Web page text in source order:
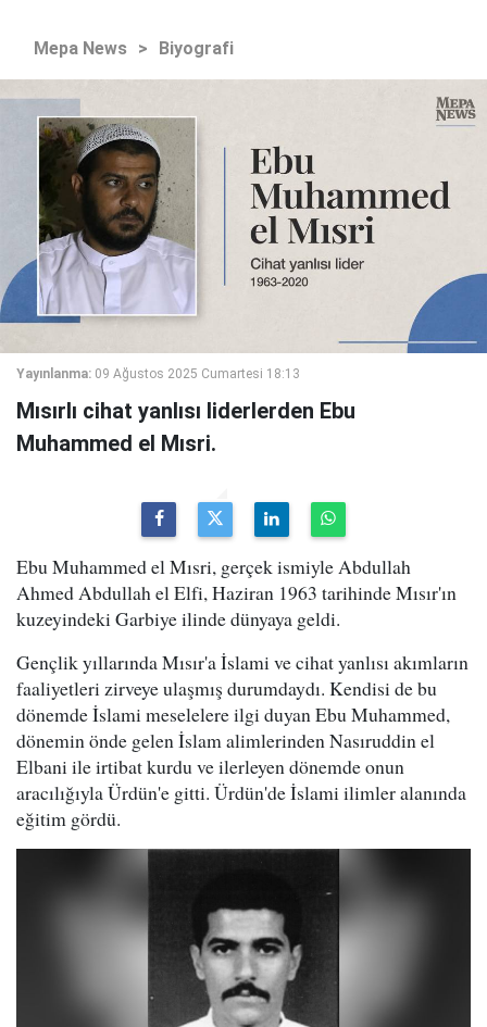
Mepa News > Biyografi
Yayınlanma: 09 Ağustos 2025 Cumartesi 18:13
Mısırlı cihat yanlısı liderlerden Ebu
Muhammed el Mısri.
Ebu Muhammed el Mısri, gerçek ismiyle Abdullah
Ahmed Abdullah el Elfi, Haziran 1963 tarihinde Mısır'ın
kuzeyindeki Garbiye ilinde dünyaya geldi.
Gençlik yıllarında Mısır'a İslami ve cihat yanlısı akımların
faaliyetleri zirveye ulaşmış durumdaydı. Kendisi de bu
dönemde İslami meselelere ilgi duyan Ebu Muhammed,
dönemin önde gelen İslam alimlerinden Nasıruddin el
Elbani ile irtibat kurdu ve ilerleyen dönemde onun
aracılığıyla Ürdün'e gitti. Ürdün'de İslami ilimler alanında
eğitim gördü.